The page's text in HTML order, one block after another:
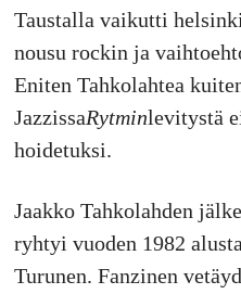
Taustalla vaikutti
nousu rockin ja
Eniten Tahkolahtea
JazzissaRytminlevitystä
hoidetuksi.
Jaakko Tahkolahden
ryhtyi vuoden 1982
Turunen. Fanzinen